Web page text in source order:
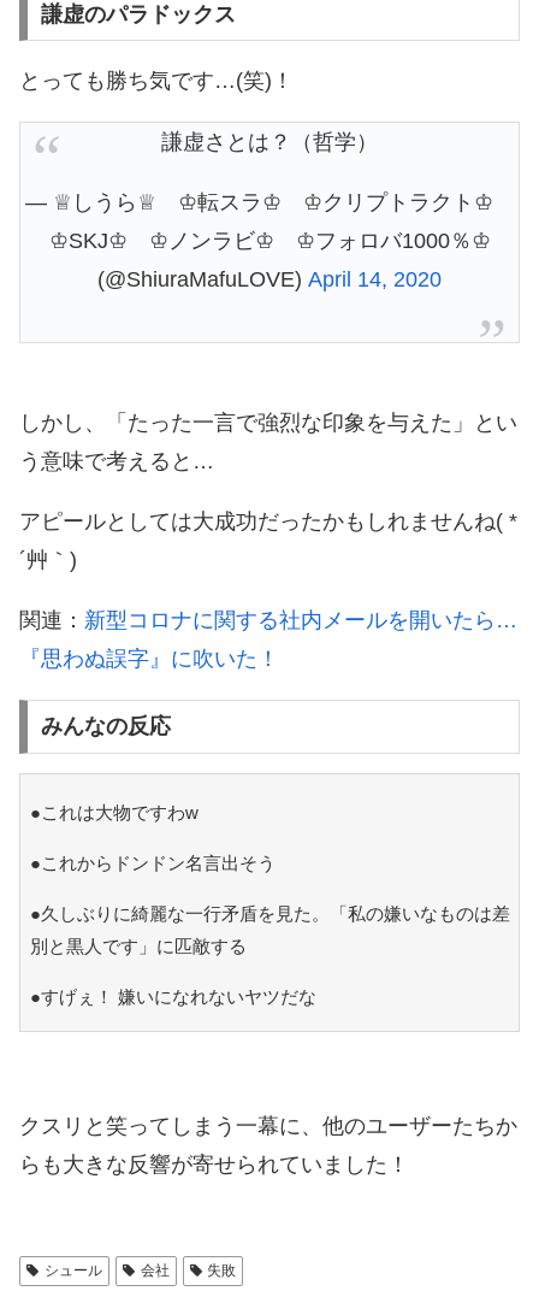
謙虚のパラドックス
とっても勝ち気です…(笑)！
謙虚さとは？（哲学）
— ♕しうら♕ ♔転スラ♔ ♔クリプトラクト♔
♔SKJ♔ ♔ノンラビ♔ ♔フォロバ1000％♔
(@ShiuraMafuLOVE) April 14, 2020
しかし、「たった一言で強烈な印象を与えた」とい
う意味で考えると…
アピールとしては大成功だったかもしれませんね( *
´艸｀)
関連： 新型コロナに関する社内メールを開いたら…
『思わぬ誤字』に吹いた！
みんなの反応
●これは大物ですわw
●これからドンドン名言出そう
●久しぶりに綺麗な一行矛盾を見た。「私の嫌いなものは差
別と黒人です」に匹敵する
●すげぇ！ 嫌いになれないヤツだな
クスリと笑ってしまう一幕に、他のユーザーたちか
らも大きな反響が寄せられていました！
シュール 会社 失敗